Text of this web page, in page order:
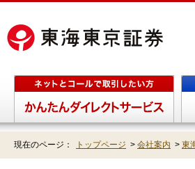
現在のページ： トップページ > 会社案内 > 東